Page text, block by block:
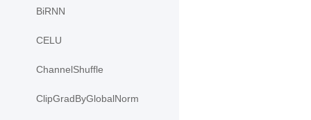
BiRNN
CELU
ChannelShuffle
ClipGradByGlobalNorm